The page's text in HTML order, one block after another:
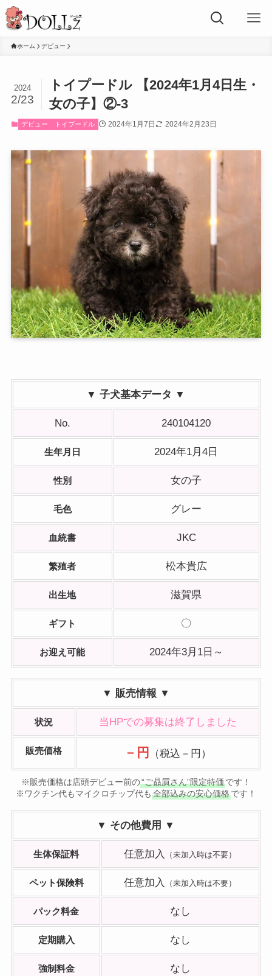
ホーム デビュー
トイプードル 【2024年1月4日生・
女の子】②-3
2024
2/23
デビュー トイプードル 2024年1月7日 2024年2月23日
▼ 子犬基本データ ▼
No. 240104120
生年月日 2024年1月4日
性別 女の子
毛色 グレー
血統書 JKC
繁殖者 松本貴広
出生地 滋賀県
ギフト 〇
お迎え可能 2024年3月1日～
▼ 販売情報 ▼
状況 当HPでの募集は終了しました
販売価格 －円 （税込－円）
※販売価格は店頭デビュー前の“ご贔屓さん”限定特価です！
※ワクチン代もマイクロチップ代も 全部込みの安心価格です！
▼ その他費用 ▼
生体保証料 任意加入 （未加入時は不要）
ペット保険料 任意加入 （未加入時は不要）
パック料金 なし
定期購入 なし
強制料金 なし